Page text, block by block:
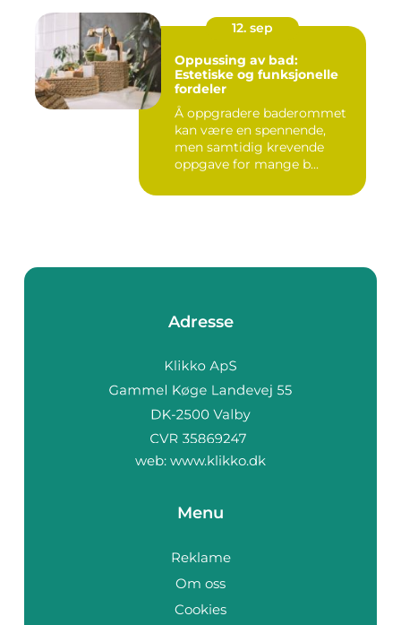
12. sep
Oppussing av bad:
Estetiske og funksjonelle
fordeler
Å oppgradere baderommet
kan være en spennende,
men samtidig krevende
oppgave for mange b...
Adresse
web: www.klikko.dk
Menu
Reklame
Om oss
Cookies